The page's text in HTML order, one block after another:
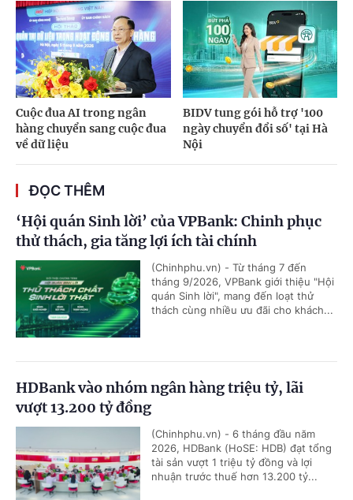
Cuộc đua AI trong ngân
hàng chuyển sang cuộc đua
về dữ liệu
BIDV tung gói hỗ trợ '100
ngày chuyển đổi số' tại Hà
Nội
ĐỌC THÊM
‘Hội quán Sinh lời’ của VPBank: Chinh phục
thử thách, gia tăng lợi ích tài chính
(Chinhphu.vn) - Từ tháng 7 đến
tháng 9/2026, VPBank giới thiệu "Hội
quán Sinh lời", mang đến loạt thử
thách cùng nhiều ưu đãi cho khách...
HDBank vào nhóm ngân hàng triệu tỷ, lãi
vượt 13.200 tỷ đồng
(Chinhphu.vn) - 6 tháng đầu năm
2026, HDBank (HoSE: HDB) đạt tổng
tài sản vượt 1 triệu tỷ đồng và lợi
nhuận trước thuế hơn 13.200 tỷ...